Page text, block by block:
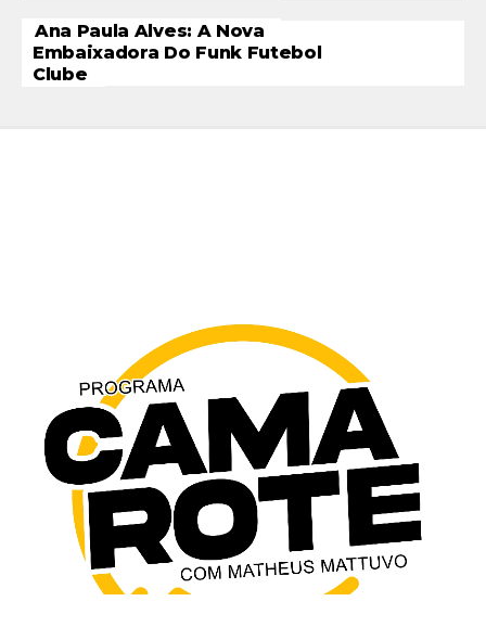
Ana Paula Alves: A Nova
Embaixadora Do Funk Futebol
Clube